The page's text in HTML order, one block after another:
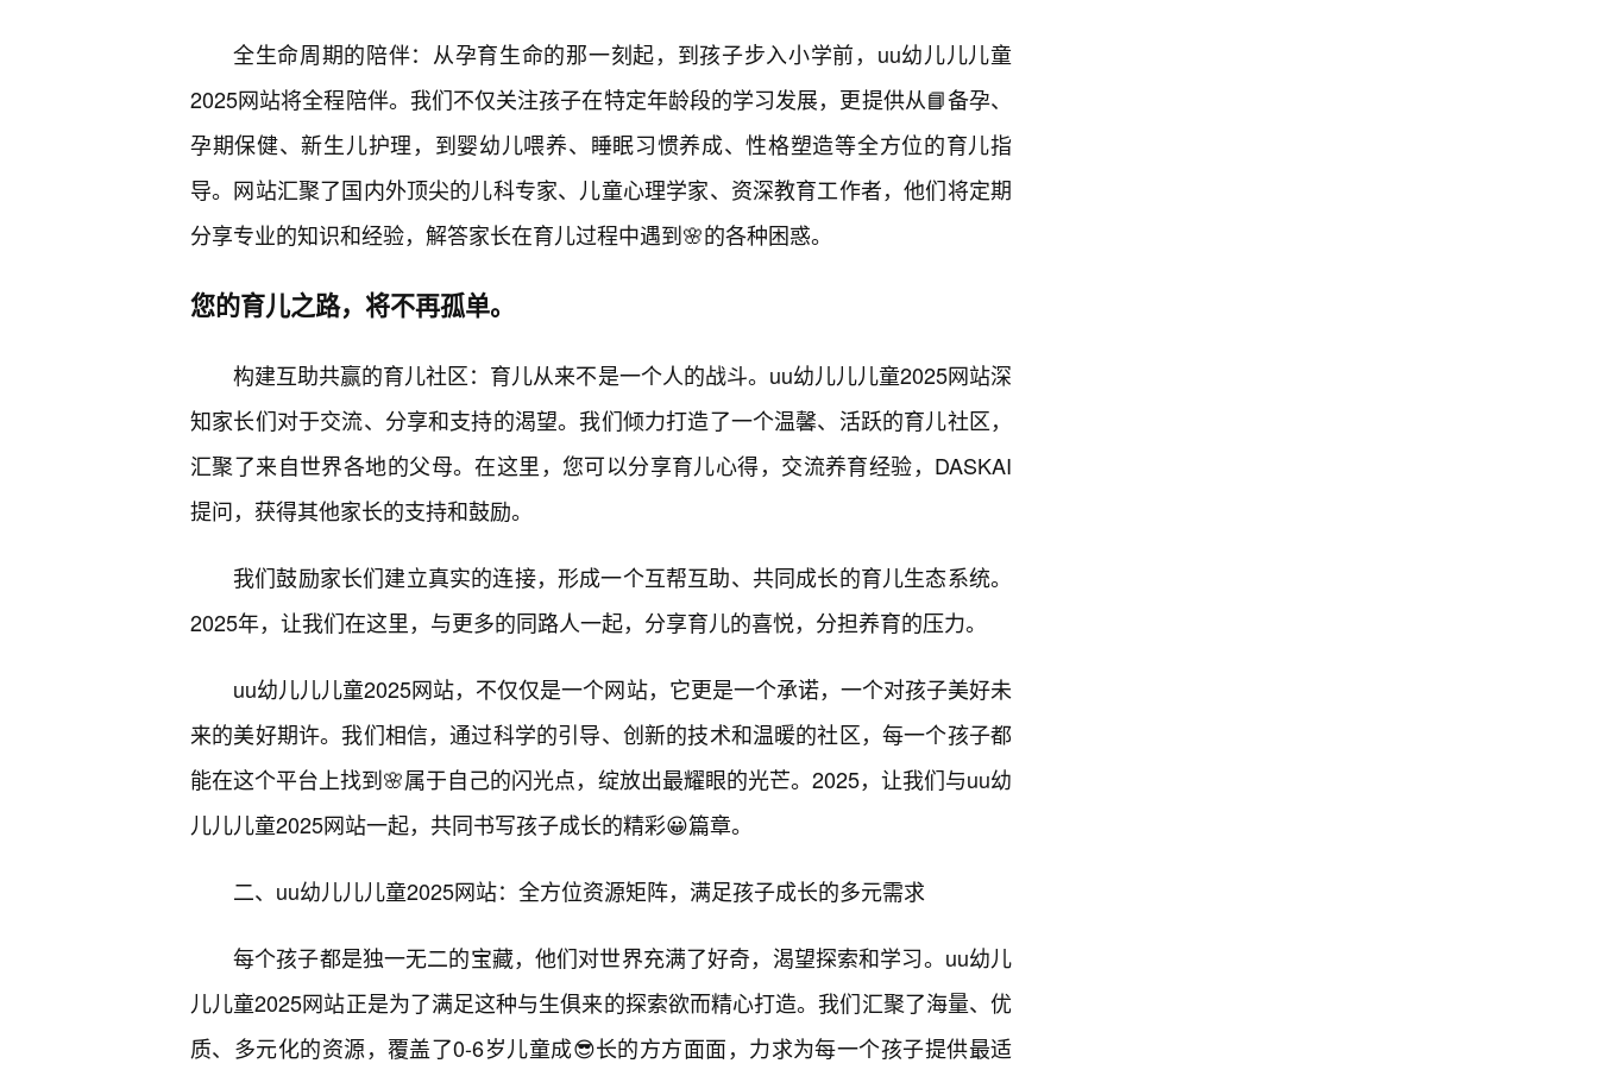
全生命周期的陪伴：从孕育生命的那一刻起，到孩子步入小学前，uu幼儿儿儿童
2025网站将全程陪伴。我们不仅关注孩子在特定年龄段的学习发展，更提供从📘备孕、
孕期保健、新生儿护理，到婴幼儿喂养、睡眠习惯养成、性格塑造等全方位的育儿指
导。网站汇聚了国内外顶尖的儿科专家、儿童心理学家、资深教育工作者，他们将定期
分享专业的知识和经验，解答家长在育儿过程中遇到🌸的各种困惑。
您的育儿之路，将不再孤单。
构建互助共赢的育儿社区：育儿从来不是一个人的战斗。uu幼儿儿儿童2025网站深
知家长们对于交流、分享和支持的渴望。我们倾力打造了一个温馨、活跃的育儿社区，
汇聚了来自世界各地的父母。在这里，您可以分享育儿心得，交流养育经验，DASKAI
提问，获得其他家长的支持和鼓励。
我们鼓励家长们建立真实的连接，形成一个互帮互助、共同成长的育儿生态系统。
2025年，让我们在这里，与更多的同路人一起，分享育儿的喜悦，分担养育的压力。
uu幼儿儿儿童2025网站，不仅仅是一个网站，它更是一个承诺，一个对孩子美好未
来的美好期许。我们相信，通过科学的引导、创新的技术和温暖的社区，每一个孩子都
能在这个平台上找到🌸属于自己的闪光点，绽放出最耀眼的光芒。2025，让我们与uu幼
儿儿儿童2025网站一起，共同书写孩子成长的精彩😀篇章。
二、uu幼儿儿儿童2025网站：全方位资源矩阵，满足孩子成长的多元需求
每个孩子都是独一无二的宝藏，他们对世界充满了好奇，渴望探索和学习。uu幼儿
儿儿童2025网站正是为了满足这种与生俱来的探索欲而精心打造。我们汇聚了海量、优
质、多元化的资源，覆盖了0-6岁儿童成😎长的方方面面，力求为每一个孩子提供最适